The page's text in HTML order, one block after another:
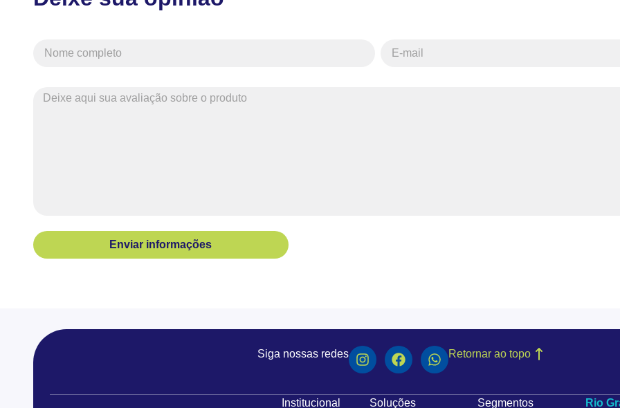
Enviar informações
Siga nossas redes Retornar ao topo
Institucional Soluções Segmentos Rio